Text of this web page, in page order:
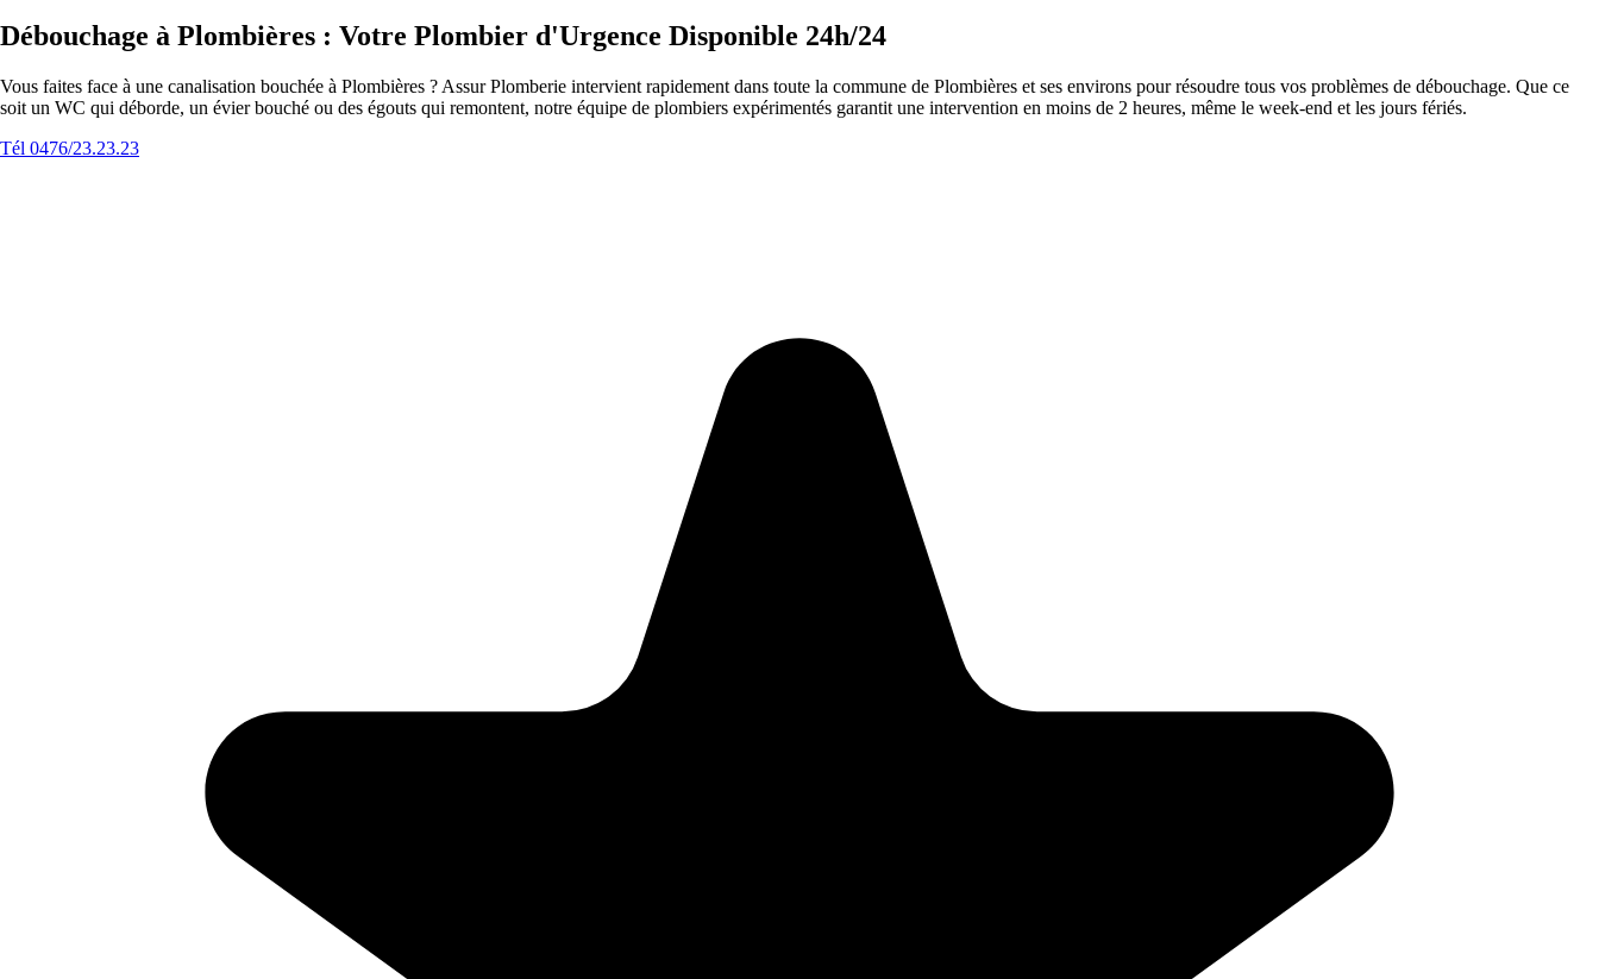
Débouchage à Plombières : Votre Plombier d'Urgence Disponible 24h/24
Vous faites face à une canalisation bouchée à Plombières ? Assur Plomberie intervient rapidement dans toute la commune de Plombières et ses environs pour résoudre tous vos problèmes de débouchage. Que ce
soit un WC qui déborde, un évier bouché ou des égouts qui remontent, notre équipe de plombiers expérimentés garantit une intervention en moins de 2 heures, même le week-end et les jours fériés.
Tél 0476/23.23.23